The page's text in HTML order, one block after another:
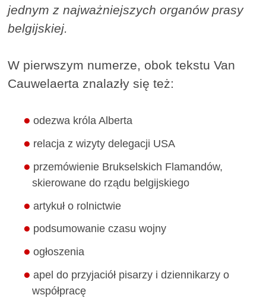
jednym z najważniejszych organów prasy
belgijskiej.
W pierwszym numerze, obok tekstu Van
Cauwelaerta znalazły się też:
odezwa króla Alberta
relacja z wizyty delegacji USA
przemówienie Brukselskich Flamandów,
skierowane do rządu belgijskiego
artykuł o rolnictwie
podsumowanie czasu wojny
ogłoszenia
apel do przyjaciół pisarzy i dziennikarzy o
współpracę